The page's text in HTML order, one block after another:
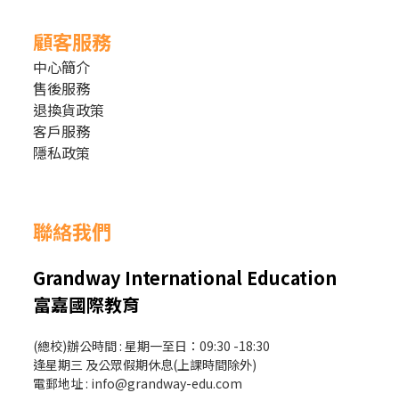
顧客服務
中心簡介
售後服務
退換貨政策
客戶服務
隱私政策
聯絡我們
Grandway International Education
富嘉國際教育
(總校)辦公時間 : 星期一至日：09:30 -18:30
逢星期三 及公眾假期休息(上課時間除外)
電郵地址 : info@grandway-edu.com